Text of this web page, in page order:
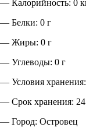
— Калорийность: 0
— Белки: 0 г
— Жиры: 0 г
— Углеводы: 0 г
— Условия хранения:
— Срок хранения: 24
— Город: Островец